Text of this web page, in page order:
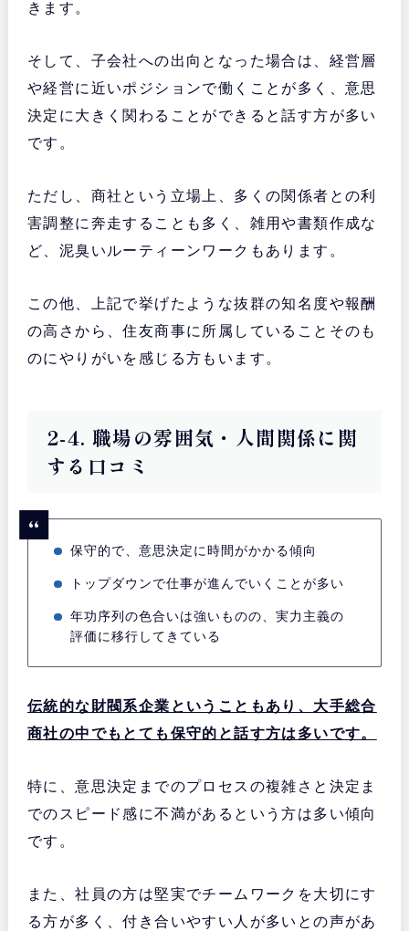
きます。
そして、子会社への出向となった場合は、経営層
や経営に近いポジションで働くことが多く、意思
決定に大きく関わることができると話す方が多い
です。
ただし、商社という立場上、多くの関係者との利
害調整に奔走することも多く、雑用や書類作成な
ど、泥臭いルーティーンワークもあります。
この他、上記で挙げたような抜群の知名度や報酬
の高さから、住友商事に所属していることそのも
のにやりがいを感じる方もいます。
2-4. 職場の雰囲気・人間関係に関
する口コミ
保守的で、意思決定に時間がかかる傾向
トップダウンで仕事が進んでいくことが多い
年功序列の色合いは強いものの、実力主義の
評価に移行してきている
伝統的な財閥系企業ということもあり、大手総合
商社の中でもとても保守的と話す方は多いです。
特に、意思決定までのプロセスの複雑さと決定ま
でのスピード感に不満があるという方は多い傾向
です。
また、社員の方は堅実でチームワークを大切にす
る方が多く、付き合いやすい人が多いとの声があ